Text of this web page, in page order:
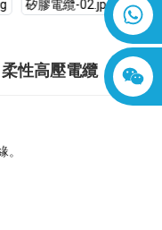
性高壓電纜
。